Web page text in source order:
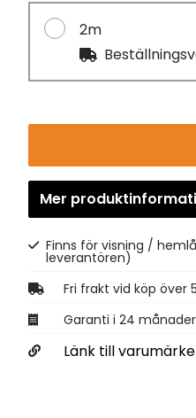
2m
Mer
Finns för visning /
leverantören)
Fri frakt vid köp över
Garanti i 24 månader
Länk till varumärke